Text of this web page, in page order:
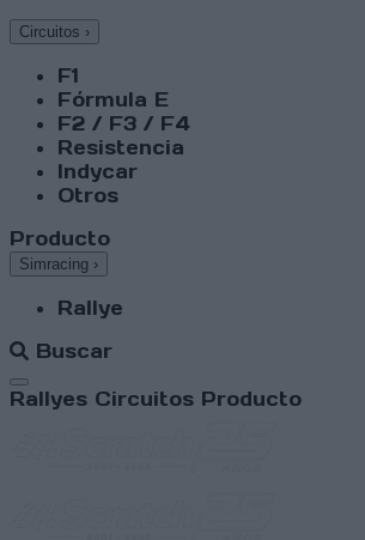
Circuitos ›
F1
Fórmula E
F2 / F3 / F4
Resistencia
Indycar
Otros
Producto
Simracing ›
Rallye
Buscar
Abrir menú
Rallyes Circuitos Producto